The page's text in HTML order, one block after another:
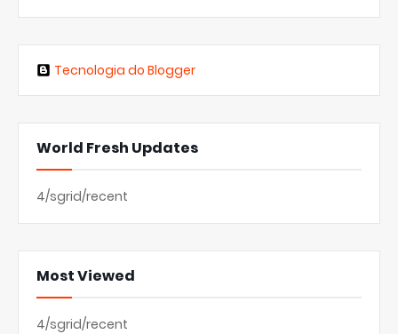
Tecnologia do Blogger
World Fresh Updates
4/sgrid/recent
Most Viewed
4/sgrid/recent